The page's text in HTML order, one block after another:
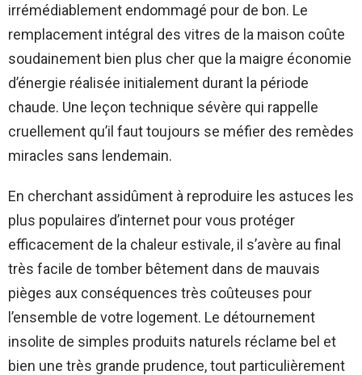
irrémédiablement endommagé pour de bon. Le
remplacement intégral des vitres de la maison coûte
soudainement bien plus cher que la maigre économie
d’énergie réalisée initialement durant la période
chaude. Une leçon technique sévère qui rappelle
cruellement qu’il faut toujours se méfier des remèdes
miracles sans lendemain.
En cherchant assidûment à reproduire les astuces les
plus populaires d’internet pour vous protéger
efficacement de la chaleur estivale, il s’avère au final
très facile de tomber bêtement dans de mauvais
pièges aux conséquences très coûteuses pour
l’ensemble de votre logement. Le détournement
insolite de simples produits naturels réclame bel et
bien une très grande prudence, tout particulièrement